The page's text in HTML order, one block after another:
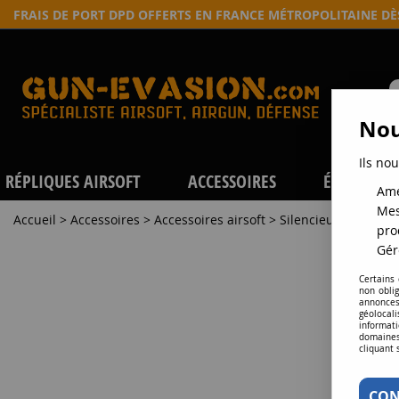
FRAIS DE PORT DPD OFFERTS EN FRANCE MÉTROPOLITAINE
RÉPLIQUES AIRSOFT ACCESSOIRES
Accueil > Accessoires > Accessoires airsoft > Silencieux et
Ils
Certains
non
cliquant